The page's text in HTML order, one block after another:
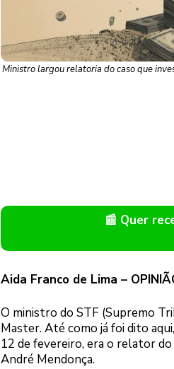
Ministro largou relatoria do caso que
📰 Quer
Aida Franco de Lima –
O ministro do STF (Supremo
Master. Até como já foi dito
12 de fevereiro, era o relator
André Mendonça.